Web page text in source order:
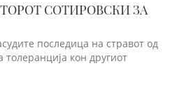
СОТИРОВСКИ ЗА
последица на стравот од
толеранција кон другиот